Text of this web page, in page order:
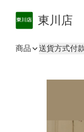
東川店
商品 送貨方式付